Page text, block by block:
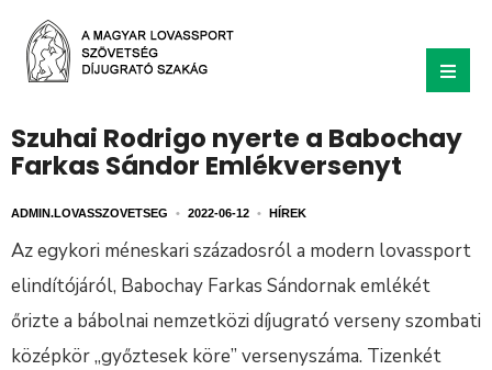
Szuhai Rodrigo nyerte a Babochay
Farkas Sándor Emlékversenyt
ADMIN.LOVASSZOVETSEG • 2022-06-12 • HÍREK
Az egykori méneskari századosról a modern lovassport
elindítójáról, Babochay Farkas Sándornak emlékét
őrizte a bábolnai nemzetközi díjugrató verseny szombati
középkör „győztesek köre” versenyszáma. Tizenkét